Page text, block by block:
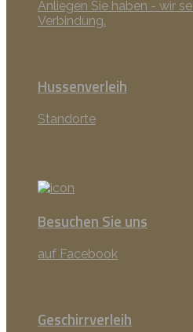
Anliegen Sie haben - wir
Verbindung.
Hussenverleih
Standorte
Besuchen Sie uns
auf Facebook
Geschirrverleih